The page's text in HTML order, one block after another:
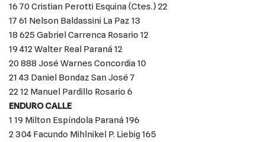
16 70 Cristian Perotti Esquina (Ctes.) 22
17 61 Nelson Baldassini La Paz 13
18 625 Gabriel Carrenca Rosario 12
19 412 Walter Real Paraná 12
20 888 José Warnes Concordia 10
21 43 Daniel Bondaz San José 7
22 12 Manuel Pardillo Rosario 6
ENDURO CALLE
1 19 Milton Espíndola Paraná 196
2 304 Facundo Mihlnikel P. Liebig 165